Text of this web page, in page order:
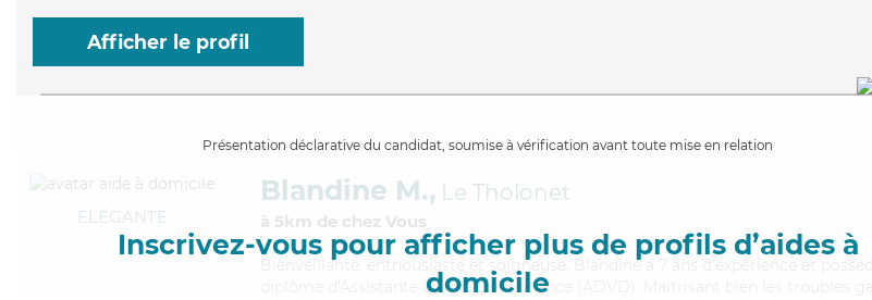
Afficher le profil
Présentation déclarative du candidat, soumise à vérification avant toute mise en relation
Inscrivez-vous pour afficher plus de profils d’aides à
domicile
ÉLÉGANTE
Blandine M., Le Tholonet
à 5km de chez Vous
Bienveillante
, enthousiaste et soigneuse, Blandine a 7 ans d'expérience et
diplôme d'Assistante De Vie Dépendance (ADVD). Maitrisant bien les troubles